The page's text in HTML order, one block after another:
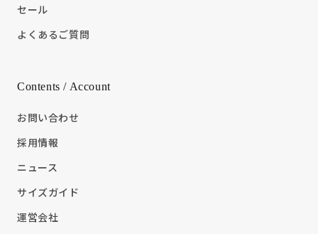
セール
よくあるご質問
Contents / Account
お問い合わせ
採用情報
ニュース
サイズガイド
運営会社